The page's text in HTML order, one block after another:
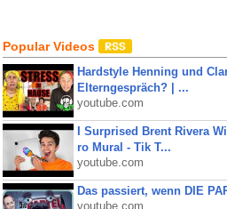
Popular Videos
Hardstyle Henning und
Elterngespräch? | ...
youtube.com
I Surprised Brent Rivera
ro Mural - Tik T...
youtube.com
Das passiert, wenn DIE
youtube.com